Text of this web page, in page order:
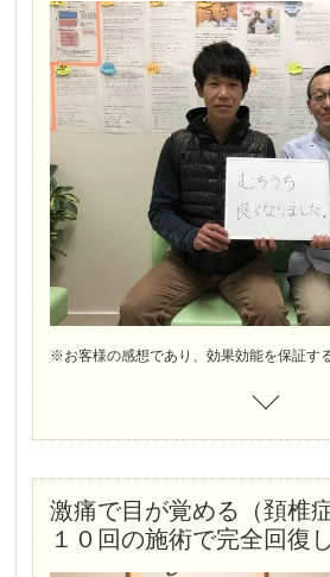
むち打ちをされてから、首、肩こり、背中の痛み、腰痛、腕は上がりずらく、左手がしびれはじめました。
※お客様の感想であり、効果効能を保証す
激痛で目が覚める（頚椎
１０回の施術で完全回復